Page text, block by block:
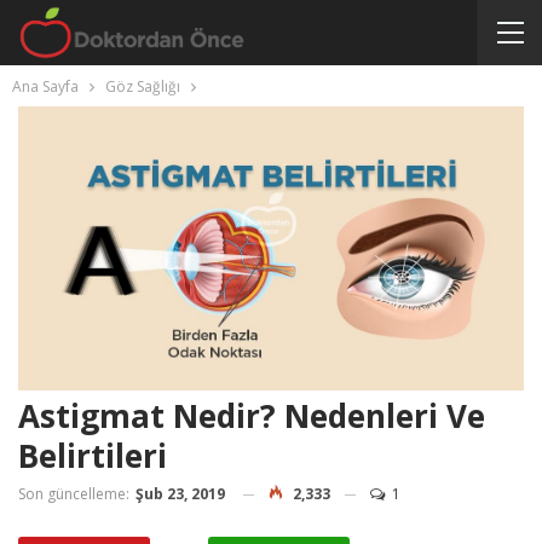
Ana Sayfa Göz Sağlığı
Astigmat Nedir? Nedenleri Ve
Belirtileri
Son güncelleme: Şub 23, 2019 2,333 1